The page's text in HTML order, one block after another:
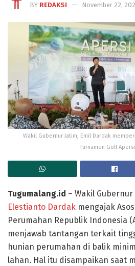
BY REDAKSI November 22,
Wakil Gubernur Jatim, Emil Dardak
Turnamen Golf
Tugumalang.id – Wakil Gubernur
Elestianto Dardak mengajak
Perumahan Republik Indonesia
menjawab tantangan terkait
hunian perumahan di balik
lahan. Hal itu disampaikan saat